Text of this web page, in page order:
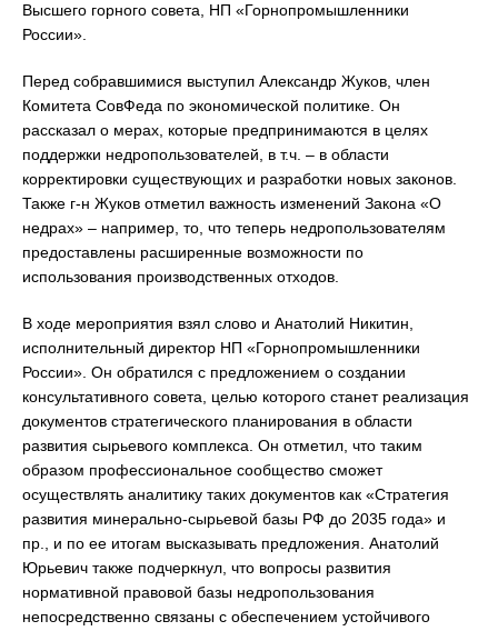
Высшего горного совета, НП «Горнопромышленники
России».
Перед собравшимися выступил Александр Жуков, член
Комитета СовФеда по экономической политике. Он
рассказал о мерах, которые предпринимаются в целях
поддержки недропользователей, в т.ч. – в области
корректировки существующих и разработки новых законов.
Также г-н Жуков отметил важность изменений Закона «О
недрах» – например, то, что теперь недропользователям
предоставлены расширенные возможности по
использования производственных отходов.
В ходе мероприятия взял слово и Анатолий Никитин,
исполнительный директор НП «Горнопромышленники
России». Он обратился с предложением о создании
консультативного совета, целью которого станет реализация
документов стратегического планирования в области
развития сырьевого комплекса. Он отметил, что таким
образом профессиональное сообщество сможет
осуществлять аналитику таких документов как «Стратегия
развития минерально-сырьевой базы РФ до 2035 года» и
пр., и по ее итогам высказывать предложения. Анатолий
Юрьевич также подчеркнул, что вопросы развития
нормативной правовой базы недропользования
непосредственно связаны с обеспечением устойчивого